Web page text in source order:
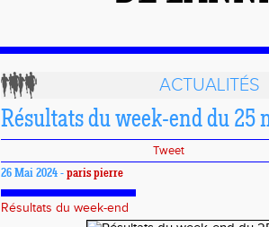
ACTUALITÉS
Résultats du week-end du 25
Tweet
26 Mai 2024 - paris pierre
Résultats du week-end